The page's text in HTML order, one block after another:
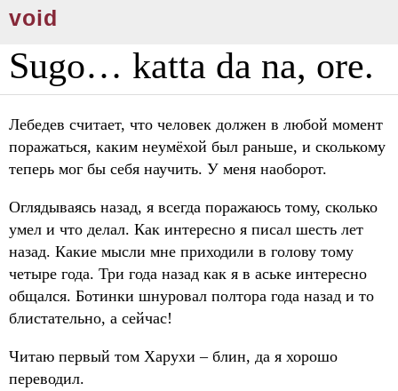
void
Sugo… katta da na, ore.
Лебедев считает, что человек должен в любой момент
поражаться, каким неумёхой был раньше, и сколькому
теперь мог бы себя научить. У меня наоборот.
Оглядываясь назад, я всегда поражаюсь тому, сколько
умел и что делал. Как интересно я писал шесть лет
назад. Какие мысли мне приходили в голову тому
четыре года. Три года назад как я в аське интересно
общался. Ботинки шнуровал полтора года назад и то
блистательно, а сейчас!
Читаю первый том Харухи – блин, да я хорошо
переводил.